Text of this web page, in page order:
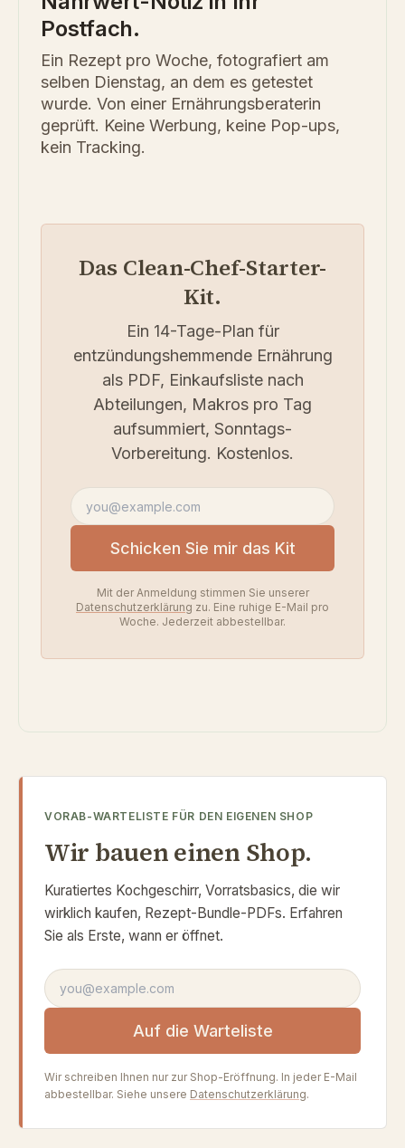
Postfach.
Ein Rezept pro Woche, fotografiert am
selben Dienstag, an dem es getestet
wurde. Von einer Ernährungsberaterin
geprüft. Keine Werbung, keine Pop-ups,
kein Tracking.
Das Clean-Chef-Starter-
Kit.
Ein 14-Tage-Plan für
entzündungshemmende Ernährung
als PDF, Einkaufsliste nach
Abteilungen, Makros pro Tag
aufsummiert, Sonntags-
Vorbereitung. Kostenlos.
E-Mail-Adresse
Schicken Sie mir das Kit
Mit der Anmeldung stimmen Sie unserer
Datenschutzerklärung zu. Eine ruhige E-Mail pro
Woche. Jederzeit abbestellbar.
VORAB-WARTELISTE FÜR DEN EIGENEN SHOP
Wir bauen einen Shop.
Kuratiertes Kochgeschirr, Vorratsbasics, die wir
wirklich kaufen, Rezept-Bundle-PDFs. Erfahren
Sie als Erste, wann er öffnet.
E-Mail-Adresse
Auf die Warteliste
Wir schreiben Ihnen nur zur Shop-Eröffnung. In jeder E-Mail
abbestellbar. Siehe unsere Datenschutzerklärung.